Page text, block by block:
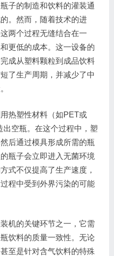
子的制造和饮料的灌装通
。然而，随着技术的进
两个过程无缝结合在一
更低的成本。这一设备的
成从塑料颗粒到成品饮料
了生产周期，并减少了中
热塑性材料（如PET或
空瓶。在这个过程中，塑
后通过模具形成所需的瓶
瓶子会立即进入无菌环境
式不仅提高了生产速度，
程中受到外界污染的可能
机的关键环节之一，它需
饮料的质量一致性。无论
至是针对含气饮料的特殊